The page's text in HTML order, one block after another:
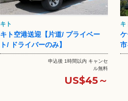
キト
ケーブルカーで行く！世界遺産都
市キト1日ツアー【英語ガイド】
4日前までキャンセル無料
US$129～
キ
湖